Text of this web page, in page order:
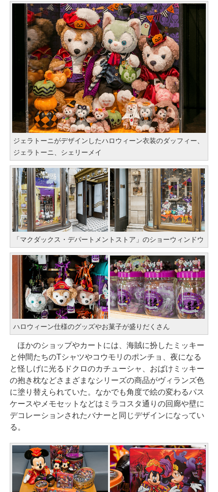
ジェラトーニがデザインしたハロウィーン衣装のダッフィー、
ジェラトーニ、シェリーメイ
「マクダックス・デパートメントストア」のショーウィンドウ
ハロウィーン仕様のグッズやお菓子が盛りだくさん
ほかのショップやカートには、海賊に扮したミッキー
と仲間たちのTシャツやコウモリのポンチョ、夜になる
と怪しげに光るドクロのカチューシャ、おばけミッキー
の抱き枕などさまざまなシリーズの商品がヴィランズ色
に塗り替えられていた。なかでも角度で絵の変わるパス
ケースやメモセットなどはミラコスタ通りの回廊や壁に
デコレーションされたバナーと同じデザインになってい
る。